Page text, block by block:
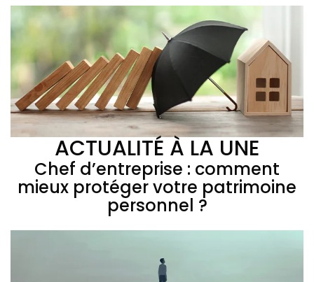
ACTUALITÉ À LA UNE
Chef d’entreprise : comment
mieux protéger votre patrimoine
personnel ?